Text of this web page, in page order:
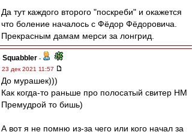
Да тут каждого второго "поскреби" и окажется
что боление началось с Фёдор Фёдоровича.
Прекрасным дамам мерси за лонгрид.
Squabbler -
23 дек 2021 11:57
До мурашек)))
Как когда-то раньше про полосатый свитер НМ
Премудрой то бишь)
А вот я не помню из-за чего или кого начал за